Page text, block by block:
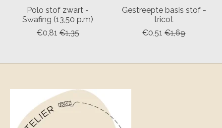
Polo stof zwart -
Swafing (13,50 p.m)
€0,81 €1,35
Gestreepte basis stof -
tricot
€0,51 €1,69